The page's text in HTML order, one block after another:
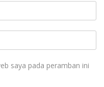
saya pada peramban ini